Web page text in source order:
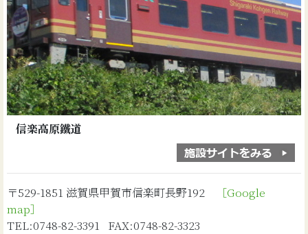
信楽高原鐵道
〒529-1851 滋賀県甲賀市信楽町長野192
［Google
map］
TEL:0748-82-3391 FAX:0748-82-3323